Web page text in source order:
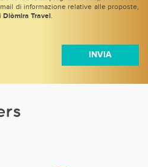
di informazione relative alle proposte,
Diòmira Travel .